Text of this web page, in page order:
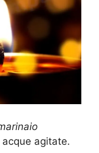
agitate.